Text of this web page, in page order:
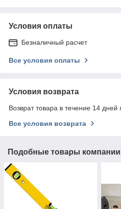
Условия оплаты
Безналичный расчет
Все условия оплаты
Условия возврата
Возврат товара в течение 14 дней
Все условия возврата
Подобные товары компании